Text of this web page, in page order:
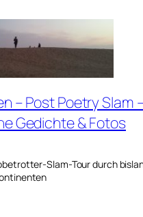
– Post Poetry Slam
Gedichte & Fotos
Slam-Tour durch